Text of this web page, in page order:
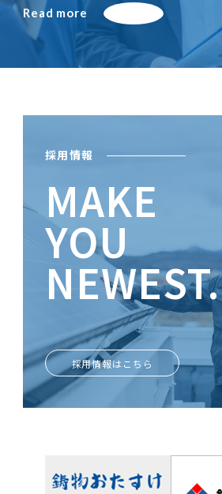
Read more
採用情報
MAKE
YOU
NEWEST.
ときめきがあなたを輝かせる
採用情報はこちら